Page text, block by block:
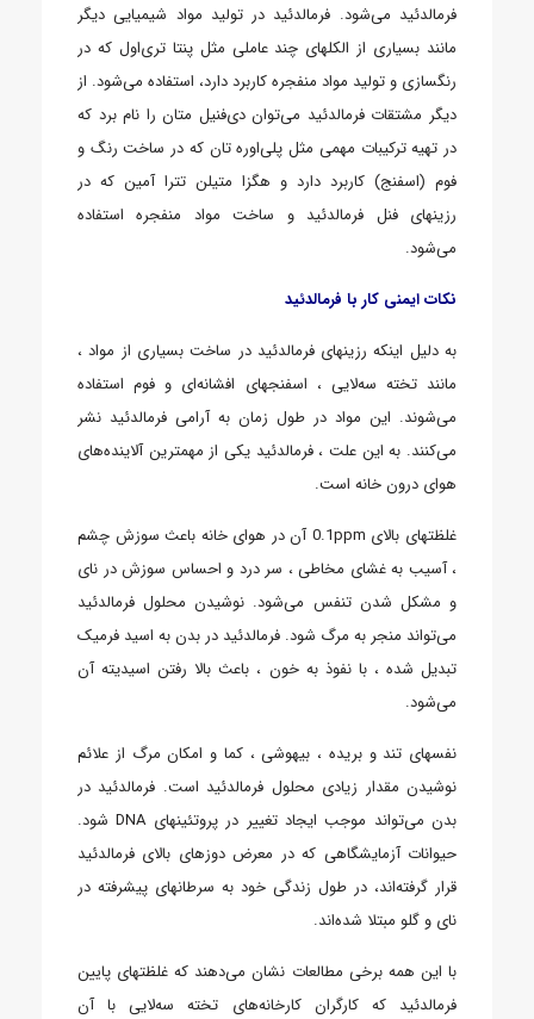
فرمالدئید می‌شود. فرمالدئید در تولید مواد شیمیایی دیگر
مانند بسیاری از الکلهای چند عاملی مثل پنتا تری‌اول که در
رنگسازی و تولید مواد منفجره کاربرد دارد، استفاده می‌شود. از
دیگر مشتقات فرمالدئید می‌توان دی‌فنیل متان را نام برد که
در تهیه ترکیبات مهمی مثل پلی‌اوره تان که در ساخت رنگ و
فوم (اسفنج) کاربرد دارد و هگزا متیلن تترا آمین که در
رزینهای فنل فرمالدئید و ساخت مواد منفجره استفاده
می‌شود.
نکات ایمنی کار با فرمالدئید
به دلیل اینکه رزینهای فرمالدئید در ساخت بسیاری از مواد ،
مانند تخته سه‌لایی ، اسفنجهای افشانه‌ای و فوم استفاده
می‌شوند. این مواد در طول زمان به آرامی فرمالدئید نشر
می‌کنند. به این علت ، فرمالدئید یکی از مهمترین آلاینده‌های
هوای درون خانه است.
غلظتهای بالای 0.1ppm آن در هوای خانه باعث سوزش چشم
، آسیب به غشای مخاطی ، سر درد و احساس سوزش در نای
و مشکل شدن تنفس می‌شود. نوشیدن محلول فرمالدئید
می‌تواند منجر به مرگ شود. فرمالدئید در بدن به اسید فرمیک
تبدیل شده ، با نفوذ به خون ، باعث بالا رفتن اسیدیته آن
می‌شود.
نفسهای تند و بریده ، بیهوشی ، کما و امکان مرگ از علائم
نوشیدن مقدار زیادی محلول فرمالدئید است. فرمالدئید در
بدن می‌تواند موجب ایجاد تغییر در پروتئینهای DNA شود.
حیوانات آزمایشگاهی که در معرض دوزهای بالای فرمالدئید
قرار گرفته‌اند، در طول زندگی خود به سرطانهای پیشرفته در
نای و گلو مبتلا شده‌اند.
با این همه برخی مطالعات نشان می‌دهند که غلظتهای پایین
فرمالدئید که کارگران کارخانه‌های تخته سه‌لایی با آن